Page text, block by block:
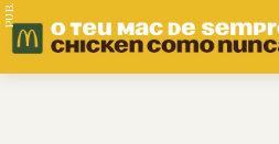
PUB.